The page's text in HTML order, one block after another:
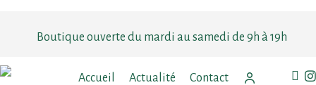
Boutique ouverte du mardi au samedi de 9h à 19h
Accueil Actualité Contact